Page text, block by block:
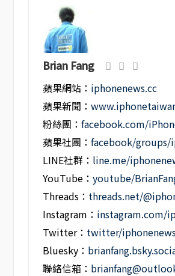
Brian Fang
蘋果網站： iphonenews.cc
蘋果新聞：
粉絲團：facebook.com/
蘋果社團：facebook/groups/
LINE社群： line.me/
YouTube：youtube/
Threads： threads.net/
Instagram： instagram.com/
Twitter： twitter/
Bluesky：
聯絡信箱：